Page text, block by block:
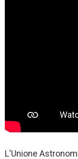
L'Unione